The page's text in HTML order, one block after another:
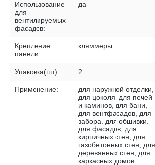
Использование
для
вентилируемых
фасадов:
да
Крепление
панели:
кляммеры
Упаковка(шт): 2
Применение:
для наружной отделки,
для цоколя, для печей
и каминов, для бани,
для вентфасадов, для
забора, для обшивки,
для фасадов, для
кирпичных стен, для
газобетонных стен, для
деревянных стен, для
каркасных домов